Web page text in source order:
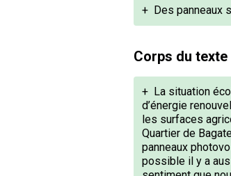
+ Des panneaux
Corps du
+ La situation
d’énergie
les surfaces
Quartier de
panneaux
possible il y a